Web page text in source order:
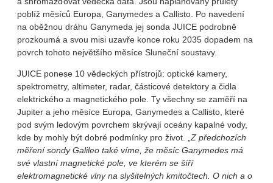
poblíž měsíců Europa, Ganymedes a Callisto. Po navedení
na oběžnou dráhu Ganymeda jej sonda JUICE podrobně
prozkoumá a svou misi uzavře konce roku 2035 dopadem na
povrch tohoto největšího měsíce Sluneční soustavy.
JUICE ponese 10 vědeckých přístrojů: optické kamery,
spektrometry, altimeter, radar, částicové detektory a čidla
elektrického a magnetického pole. Ty všechny se zaměří na
Jupiter a jeho měsíce Europa, Ganymedes a Callisto, které
pod svým ledovým povrchem skrývají oceány kapalné vody,
kde by mohly být dobré podmínky pro život. „Z předchozích
měření sondy Galileo také víme, že měsíc Ganymedes má
své vlastní magnetické pole, ve kterém se šíří
elektromagnetické vlny na slyšitelných kmitočtech. O nich a o